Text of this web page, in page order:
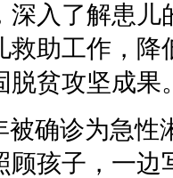
深入了解患儿
救助工作，降
脱贫攻坚成果
确诊为急性
顾孩子，一边